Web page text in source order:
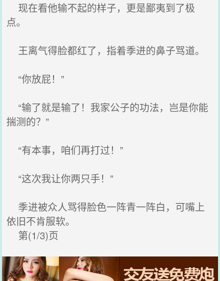
现在看他输不起的样子，更是鄙夷到了极
点。
王离气得脸都红了，指着季进的鼻子骂道。
“你放屁！”
“输了就是输了！我家公子的功法，岂是你能
揣测的？”
“有本事，咱们再打过！”
“这次我让你两只手！”
季进被众人骂得脸色一阵青一阵白，可嘴上
依旧不肯服软。
第(1/3)页